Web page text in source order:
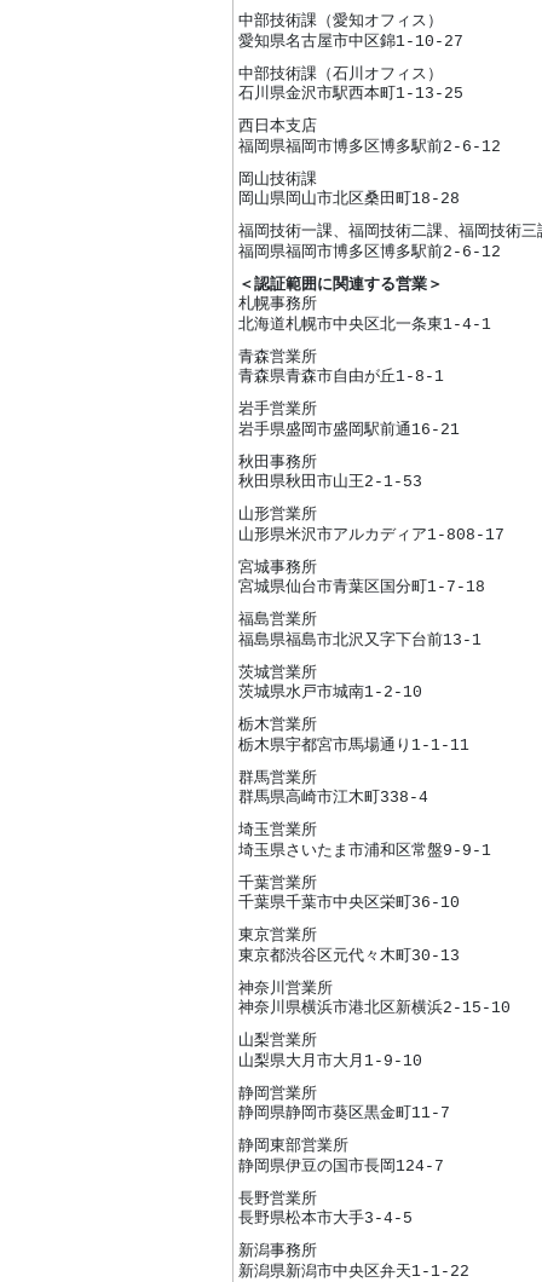
中部技術課（愛知オフィス）
愛知県名古屋市中区錦1-10-27
中部技術課（石川オフィス）
石川県金沢市駅西本町1-13-25
西日本支店
福岡県福岡市博多区博多駅前2-6-12
岡山技術課
岡山県岡山市北区桑田町18-28
福岡技術一課、福岡技術二課、福岡技術三
福岡県福岡市博多区博多駅前2-6-12
＜認証範囲に関連する営業＞
札幌事務所
北海道札幌市中央区北一条東1-4-1
青森営業所
青森県青森市自由が丘1-8-1
岩手営業所
岩手県盛岡市盛岡駅前通16-21
秋田事務所
秋田県秋田市山王2-1-53
山形営業所
山形県米沢市アルカディア1-808-17
宮城事務所
宮城県仙台市青葉区国分町1-7-18
福島営業所
福島県福島市北沢又字下台前13-1
茨城営業所
茨城県水戸市城南1-2-10
栃木営業所
栃木県宇都宮市馬場通り1-1-11
群馬営業所
群馬県高崎市江木町338-4
埼玉営業所
埼玉県さいたま市浦和区常盤9-9-1
千葉営業所
千葉県千葉市中央区栄町36-10
東京営業所
東京都渋谷区元代々木町30-13
神奈川営業所
神奈川県横浜市港北区新横浜2-15-10
山梨営業所
山梨県大月市大月1-9-10
静岡営業所
静岡県静岡市葵区黒金町11-7
静岡東部営業所
静岡県伊豆の国市長岡124-7
長野営業所
長野県松本市大手3-4-5
新潟事務所
新潟県新潟市中央区弁天1-1-22